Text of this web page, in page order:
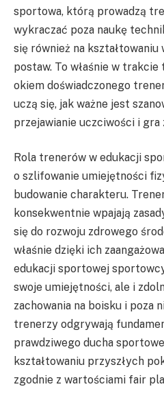
sportowa, którą prowadzą
wykraczać poza naukę
się również na
postaw. To właśnie w trakcie
okiem doświadczonego
uczą się, jak ważne jest
przejawianie uczciwości i gra
Rola trenerów w edukacji
o szlifowanie umiejętności
budowanie charakteru.
konsekwentnie wpajają
się do rozwoju zdrowego
właśnie dzięki ich
edukacji sportowej
swoje umiejętności, ale i
zachowania na boisku i poza
trenerzy odgrywają
prawdziwego ducha
kształtowaniu przyszłych
zgodnie z wartościami fair